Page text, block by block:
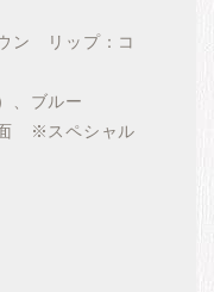
ン リップ：コ
、ブルー
面 ※スペシャル